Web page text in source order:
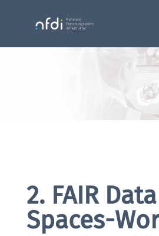
2. FAIR Data
Spaces-